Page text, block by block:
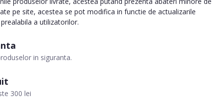
in siguranta.
300 lei
pe site, acestea se pot modifica in functie de actualizarile
a utilizatorilor.